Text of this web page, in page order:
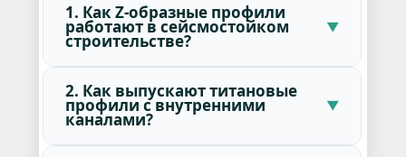
1. Как Z-образные профили
работают в сейсмостойком
строительстве?
2. Как выпускают титановые
профили с внутренними
каналами?